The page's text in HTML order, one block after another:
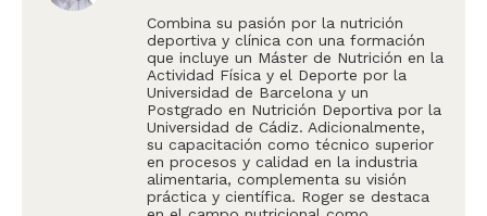
Combina su pasión por la nutrición
deportiva y clínica con una formación
que incluye un Máster de Nutrición en la
Actividad Física y el Deporte por la
Universidad de Barcelona y un
Postgrado en Nutrición Deportiva por la
Universidad de Cádiz. Adicionalmente,
su capacitación como técnico superior
en procesos y calidad en la industria
alimentaria, complementa su visión
práctica y científica. Roger se destaca